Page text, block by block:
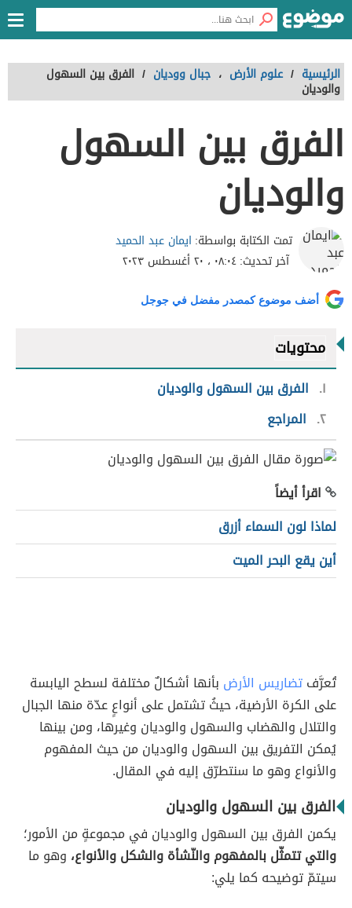
الرئيسية / علوم الأرض ، جبال ووديان / الفرق بين السهول
والوديان
الفرق بين السهول
والوديان
تمت الكتابة بواسطة: ايمان عبد الحميد
آخر تحديث:٠٨:٠٤ ، ٢٠ أغسطس ٢٠٢٣
أضف موضوع كمصدر مفضل في جوجل
محتويات
١
الفرق بين السهول والوديان
٢ المراجع
اقرأ أيضاً
لماذا لون السماء أزرق
أين يقع البحر الميت
تُعرَّفتضاريس الأرض بأنها أشكالٌ مختلفة لسطح اليابسة
على الكرة الأرضية، حيثُ تشتمل على أنواعٍ عدّة منها الجبال
والتلال والهضاب والسهول والوديان وغيرها، ومن بينها
يُمكن التفريق بين السهول والوديان من حيث المفهوم
والأنواع وهو ما سنتطرّق إليه في المقال.
الفرق بين السهول والوديان
يكمن الفرق بين السهول والوديان في مجموعةٍ من الأمور؛
والتي تتمثّل بالمفهوم والنّشأة والشكل والأنواع، وهو ما
سيتمّ توضيحه كما يلي: